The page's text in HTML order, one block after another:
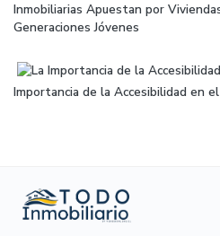
Inmobiliarias Apuestan por
Generaciones Jóvenes
Importancia de la Accesibilidad en